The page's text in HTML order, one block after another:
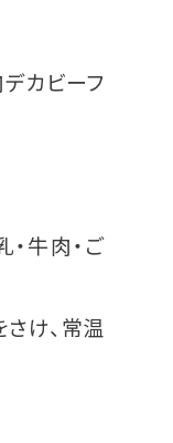
カビーフ
牛肉・ご
け、常温